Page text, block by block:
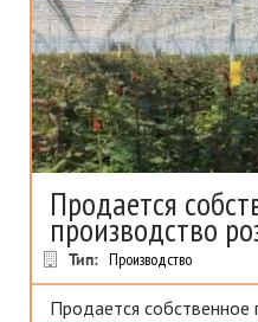
Продается
производство
Тип: Производство
Продается собственное